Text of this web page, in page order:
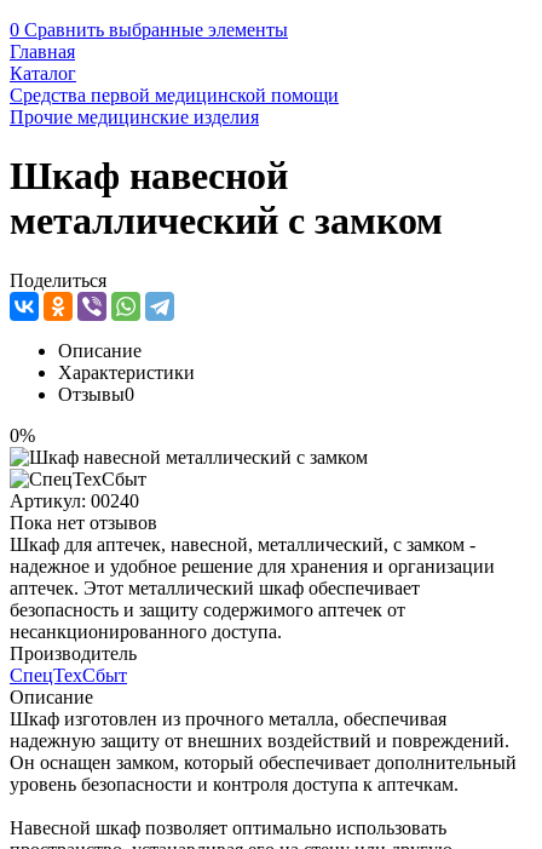
0 Сравнить выбранные элементы
Главная
Каталог
Средства первой медицинской помощи
Прочие медицинские изделия
Шкаф навесной
металлический с замком
Поделиться
Описание
Характеристики
Отзывы0
0%
Артикул: 00240
Пока нет отзывов
Шкаф для аптечек, навесной, металлический, с замком -
надежное и удобное решение для хранения и организации
аптечек. Этот металлический шкаф обеспечивает
безопасность и защиту содержимого аптечек от
несанкционированного доступа.
Производитель
СпецТехСбыт
Описание
Шкаф изготовлен из прочного металла, обеспечивая
надежную защиту от внешних воздействий и повреждений.
Он оснащен замком, который обеспечивает дополнительный
уровень безопасности и контроля доступа к аптечкам.
Навесной шкаф позволяет оптимально использовать